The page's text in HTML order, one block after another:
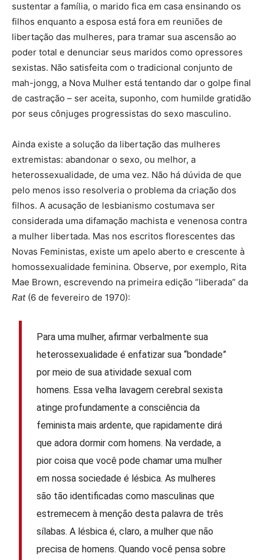
sustentar a família, o marido fica em casa ensinando os
filhos enquanto a esposa está fora em reuniões de
libertação das mulheres, para tramar sua ascensão ao
poder total e denunciar seus maridos como opressores
sexistas. Não satisfeita com o tradicional conjunto de
mah-jongg, a Nova Mulher está tentando dar o golpe final
de castração – ser aceita, suponho, com humilde gratidão
por seus cônjuges progressistas do sexo masculino.
Ainda existe a solução da libertação das mulheres
extremistas: abandonar o sexo, ou melhor, a
heterossexualidade, de uma vez. Não há dúvida de que
pelo menos isso resolveria o problema da criação dos
filhos. A acusação de lesbianismo costumava ser
considerada uma difamação machista e venenosa contra
a mulher libertada. Mas nos escritos florescentes das
Novas Feministas, existe um apelo aberto e crescente à
homossexualidade feminina. Observe, por exemplo, Rita
Mae Brown, escrevendo na primeira edição “liberada” da
Rat(6 de fevereiro de 1970):
Para uma mulher, afirmar verbalmente sua
heterossexualidade é enfatizar sua “bondade”
por meio de sua atividade sexual com
homens. Essa velha lavagem cerebral sexista
atinge profundamente a consciência da
feminista mais ardente, que rapidamente dirá
que adora dormir com homens. Na verdade, a
pior coisa que você pode chamar uma mulher
em nossa sociedade é lésbica. As mulheres
são tão identificadas como masculinas que
estremecem à menção desta palavra de três
sílabas. A lésbica é, claro, a mulher que não
precisa de homens. Quando você pensa sobre